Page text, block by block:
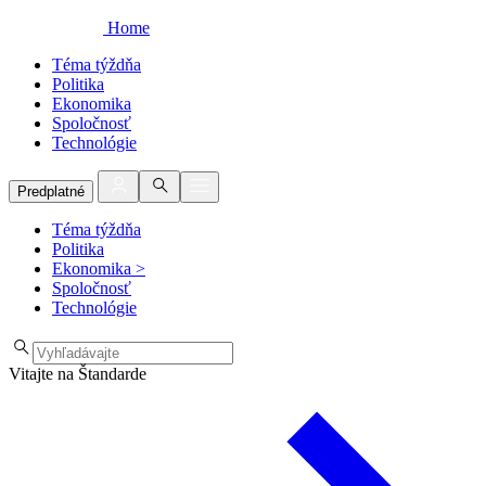
Home
Téma týždňa
Politika
Ekonomika
Spoločnosť
Technológie
Predplatné
Téma týždňa
Politika
Ekonomika >
Spoločnosť
Technológie
Vitajte na Štandarde